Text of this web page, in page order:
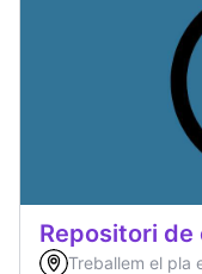
Repositori
Treballem el pla